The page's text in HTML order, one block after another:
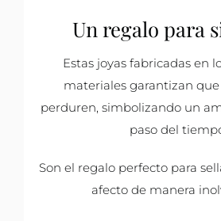
Un regalo para
Estas joyas fabricadas en
materiales garantizan que
perduren, simbolizando un
paso del
Son el regalo perfecto para
afecto de manera